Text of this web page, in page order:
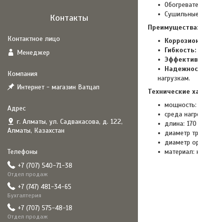
Преимущества:
Гибкость:
нагрузкам.
Технические
мощность:
среда
длина: 170
диаметр
диаметр
материал:
Контакты
Менеджер
Интернет - магазин Ватцап
г. Алматы, ул. Садвакасова, д. 122,
Алматы, Казахстан
+7 (707) 540-71-38
Отдел продаж
+7 (747) 481-34-65
Бухгалтерия
+7 (707) 575-48-18
Отдел продаж